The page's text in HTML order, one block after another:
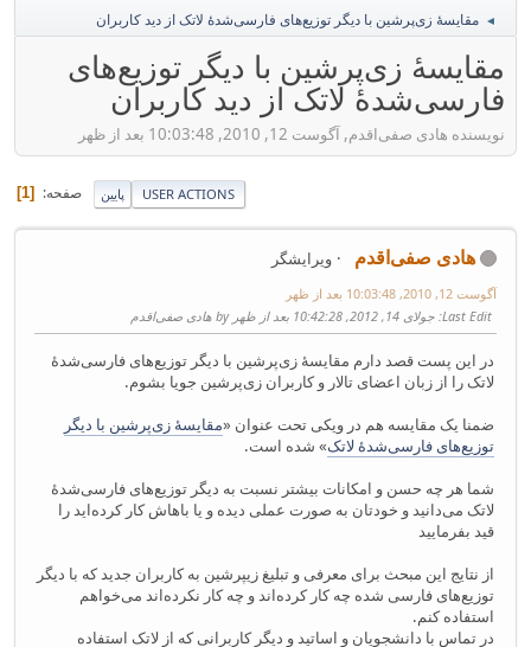
◄ مقایسهٔ زی‌پرشین با دیگر توزیع‌های فارسی‌شدهٔ لاتک از دید کاربران
مقایسهٔ زی‌پرشین با دیگر توزیع‌های
فارسی‌شدهٔ لاتک از دید کاربران
نویسنده هادی صفی‌اقدم, آگوست 12, 2010, 10:03:48 بعد از ظهر
پایین صفحه 1 USER ACTIONS
هادی صفی‌اقدم ویرایشگر
آگوست 12, 2010, 10:03:48 بعد از ظهر
Last Edit: جولای 14, 2012, 10:42:28 بعد از ظهر by هادی صفی‌اقدم
در این پست قصد دارم مقایسهٔ زی‌پرشین با دیگر توزیع‌های فارسی‌شدهٔ
لاتک را از زبان اعضای تالار و کاربران زی‌پرشین جویا بشوم.
ضمنا یک مقایسه هم در ویکی تحت عنوان «مقایسهٔ زی‌پرشین با دیگر
توزیع‌های فارسی‌شدهٔ لاتک» شده است.
شما هر چه حسن و امکانات بیشتر نسبت به دیگر توزیع‌های فارسی‌شدهٔ
لاتک می‌دانید و خودتان به صورت عملی دیده و یا باهاش کار کرده‌اید را
قید بفرمایید
از نتایج این مبحث برای معرفی و تبلیغ زیپرشین به کاربران جدید که با دیگر
توزیع‌های فارسی شده چه کار کرده‌اند و چه کار نکرده‌اند می‌خواهم
استفاده کنم.
در تماس با دانشجویان و اساتید و دیگر کاربرانی که از لاتک استفاده